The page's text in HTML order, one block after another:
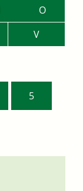
O
V
5